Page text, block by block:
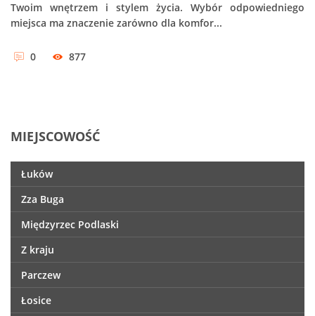
Twoim wnętrzem i stylem życia. Wybór odpowiedniego
miejsca ma znaczenie zarówno dla komfor...
0 877
MIEJSCOWOŚĆ
Łuków
Zza Buga
Międzyrzec Podlaski
Z kraju
Parczew
Łosice